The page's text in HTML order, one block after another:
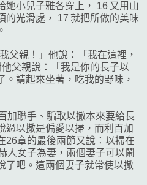
她小兒子雅各穿上， 16 又用山
的光滑處， 17 就把所做的美味
父親！」他說：「我在這裡，
父親說：「我是你的長子以
請起來坐著，吃我的野味，
加聯手、騙取以撒本來要給長
過以撒是偏愛以掃，而利百加
26章的最後兩節又說：以掃在
人女子為妻，兩個妻子可以鬧
了吧。這兩個妻子就常使以撒